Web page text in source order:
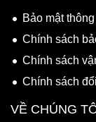
Bảo mật
Chính sách
Chính sách
Chính sách
VỀ CHÚNG